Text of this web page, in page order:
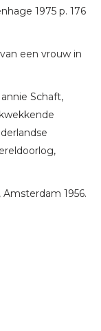
1975 p. 176
een vrouw in
Schaft,
1956.